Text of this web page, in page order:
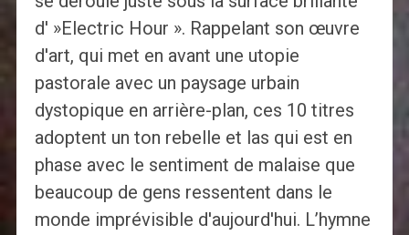
d' »Electric Hour ». Rappelant son œuvre
d'art, qui met en avant une utopie
pastorale avec un paysage urbain
dystopique en arrière-plan, ces 10 titres
adoptent un ton rebelle et las qui est en
phase avec le sentiment de malaise que
beaucoup de gens ressentent dans le
monde imprévisible d'aujourd'hui. L’hymne